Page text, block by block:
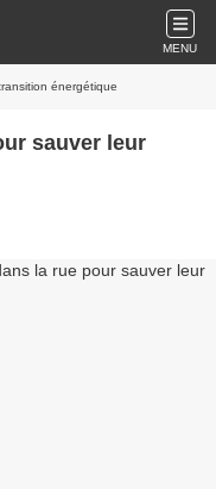
MENU
énergétique
sauver leur